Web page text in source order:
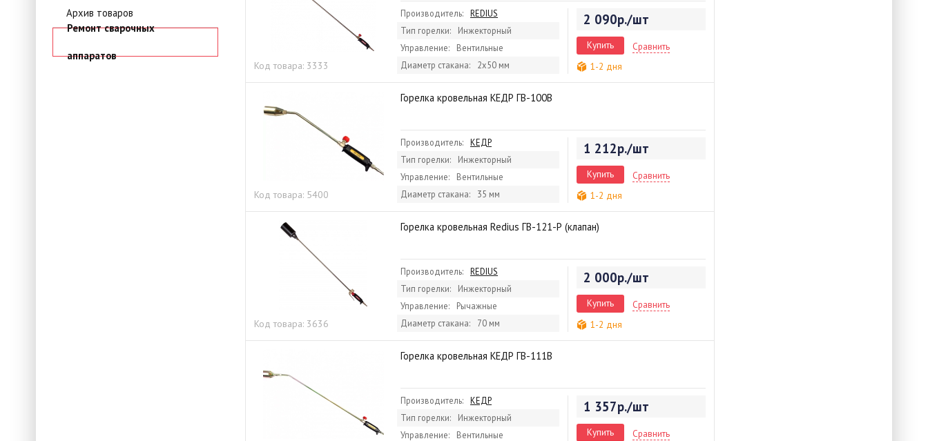
Архив товаров
Ремонт сварочных
аппаратов
Код товара: 3333
Производитель:
REDIUS
Тип горелки:
Инжекторный
Управление:
Вентильные
Диаметр стакана:
2х50 мм
2 090р./шт
Купить
Сравнить
1-2 дня
Код товара: 5400
Горелка кровельная КЕДР ГВ-100В
Производитель:
КЕДР
Тип горелки:
Инжекторный
Управление:
Вентильные
Диаметр стакана:
35 мм
1 212р./шт
Купить
Сравнить
1-2 дня
Код товара: 3636
Горелка кровельная Redius ГВ-121-Р (клапан)
Производитель:
REDIUS
Тип горелки:
Инжекторный
Управление:
Рычажные
Диаметр стакана:
70 мм
2 000р./шт
Купить
Сравнить
1-2 дня
Горелка кровельная КЕДР ГВ-111В
Производитель:
КЕДР
Тип горелки:
Инжекторный
Управление:
Вентильные
1 357р./шт
Купить
Сравнить